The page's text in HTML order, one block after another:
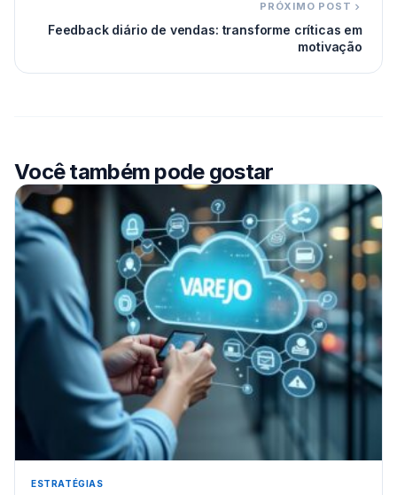
PRÓXIMO POST
Feedback diário de vendas: transforme críticas em
motivação
Você também pode gostar
ESTRATÉGIAS